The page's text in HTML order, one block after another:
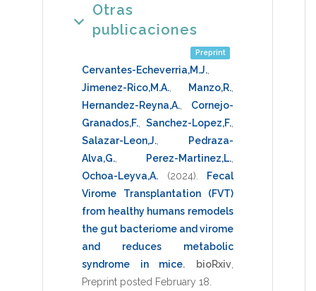
Otras
publicaciones
Preprint
Cervantes-Echeverria,M.J.
Jimenez-Rico,M.A.
Manzo,R.
Hernandez-Reyna,A.
Cornejo-
Granados,F.
Sanchez-Lopez,F.
Salazar-Leon,J.
Pedraza-
Alva,G.
Perez-Martinez,L.
Ochoa-Leyva,A.
(2024)
Fecal
Virome Transplantation (FVT)
from healthy humans remodels
the gut bacteriome and virome
and reduces metabolic
syndrome in mice. bioRxiv
Preprint posted February 18